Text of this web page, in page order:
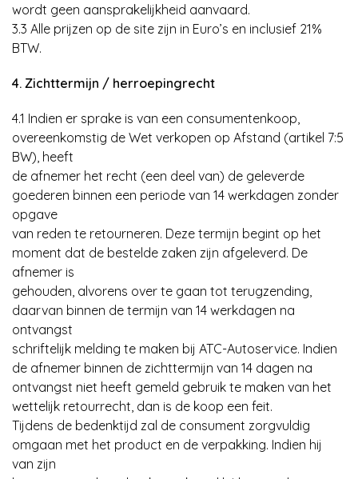
wordt geen aansprakelijkheid aanvaard.
3.3 Alle prijzen op de site zijn in Euro’s en inclusief 21%
BTW.
4. Zichttermijn / herroepingrecht
4.1 Indien er sprake is van een consumentenkoop,
overeenkomstig de Wet verkopen op Afstand (artikel 7:5
BW), heeft
de afnemer het recht (een deel van) de geleverde
goederen binnen een periode van 14 werkdagen zonder
opgave
van reden te retourneren. Deze termijn begint op het
moment dat de bestelde zaken zijn afgeleverd. De
afnemer is
gehouden, alvorens over te gaan tot terugzending,
daarvan binnen de termijn van 14 werkdagen na
ontvangst
schriftelijk melding te maken bij ATC-Autoservice. Indien
de afnemer binnen de zichttermijn van 14 dagen na
ontvangst niet heeft gemeld gebruik te maken van het
wettelijk retourrecht, dan is de koop een feit.
Tijdens de bedenktijd zal de consument zorgvuldig
omgaan met het product en de verpakking. Indien hij
van zijn